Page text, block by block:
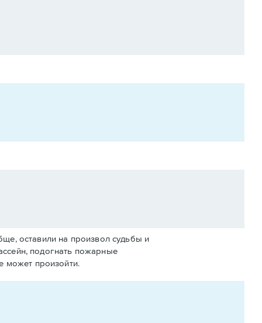
оставили на произвол судьбы и
подогнать пожарные
может произойти.